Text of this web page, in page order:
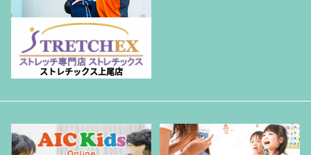
ストレチックス上尾店